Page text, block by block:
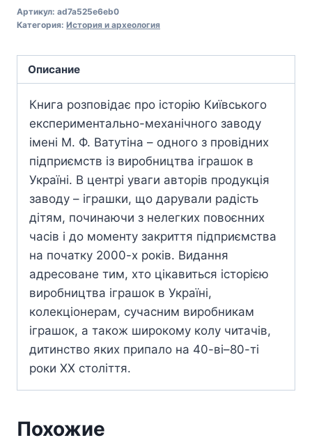
Артикул: ad7a525e6eb0
Категория: История и археология
Описание
Книга розповідає про історію Київського
експериментально-механічного заводу
імені М. Ф. Ватутіна – одного з провідних
підприємств із виробництва іграшок в
Україні. В центрі уваги авторів продукція
заводу – іграшки, що дарували радість
дітям, починаючи з нелегких повоєнних
часів і до моменту закриття підприємства
на початку 2000-х років. Видання
адресоване тим, хто цікавиться історією
виробництва іграшок в Україні,
колекціонерам, сучасним виробникам
іграшок, а також широкому колу читачів,
дитинство яких припало на 40-ві–80-ті
роки ХХ століття.
Похожие